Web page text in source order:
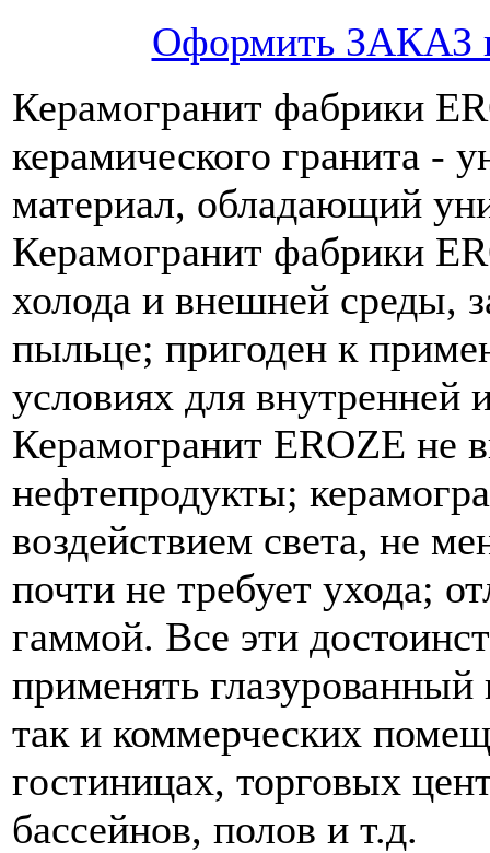
Оформить ЗАКАЗ
Керамогранит фабрики
керамического гранита -
материал, обладающий
Керамогранит фабрики
холода и внешней среды,
пыльце; пригоден к
условиях для внутренней
Керамогранит EROZE не
нефтепродукты;
воздействием света, не
почти не требует ухода;
гаммой. Все эти
применять
так и коммерческих
гостиницах, торговых
бассейнов, полов и т.д.